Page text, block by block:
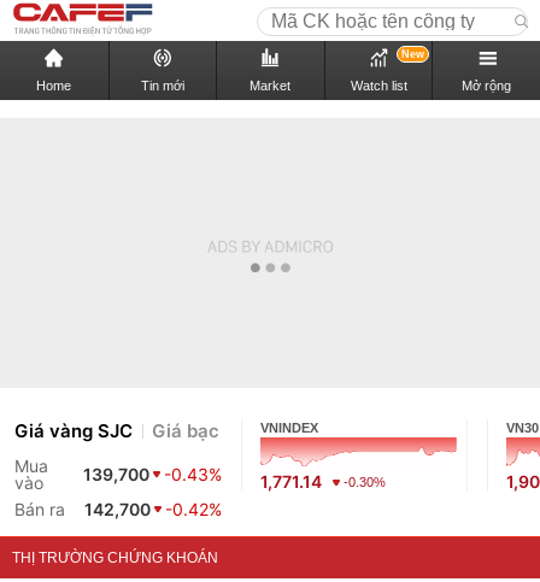
Home Tin mới Market Watch list
New
Mở rộng
Giá vàng SJC Giá bạc
Mua
vào
139,700
-0.43%
Bán ra
142,700 -0.42%
VNINDEX
1,771.14 -0.30%
VN30
THỊ TRƯỜNG CHỨNG KHOÁN